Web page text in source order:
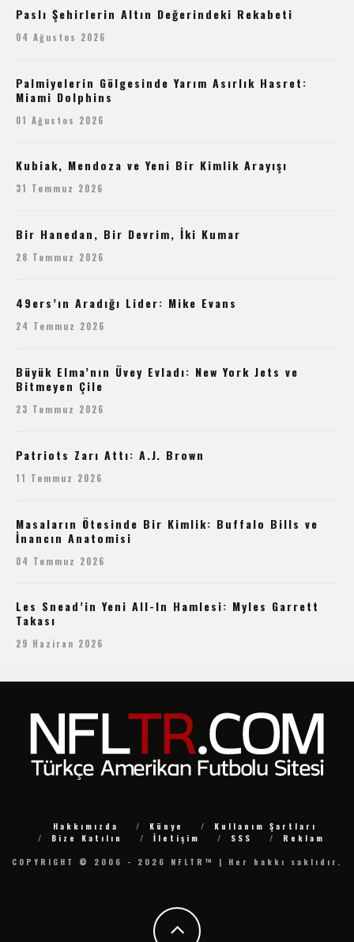
Paslı Şehirlerin Altın Değerindeki Rekabeti
04 Ağustos 2026
Palmiyelerin Gölgesinde Yarım Asırlık Hasret:
Miami Dolphins
01 Ağustos 2026
Kubiak, Mendoza ve Yeni Bir Kimlik Arayışı
31 Temmuz 2026
Bir Hanedan, Bir Devrim, İki Kumar
28 Temmuz 2026
49ers’ın Aradığı Lider: Mike Evans
24 Temmuz 2026
Büyük Elma’nın Üvey Evladı: New York Jets ve
Bitmeyen Çile
23 Temmuz 2026
Patriots Zarı Attı: A.J. Brown
11 Temmuz 2026
Masaların Ötesinde Bir Kimlik: Buffalo Bills ve
İnancın Anatomisi
04 Temmuz 2026
Les Snead’in Yeni All-In Hamlesi: Myles Garrett
Takası
29 Haziran 2026
Hakkımızda Künye
Kullanım Şartları
Bize Katılın
İletişim SSS
Reklam
COPYRIGHT © 2006 - 2026 NFLTR™ | Her hakkı saklıdır.